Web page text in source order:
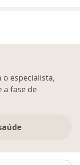
especialista,
a fase de